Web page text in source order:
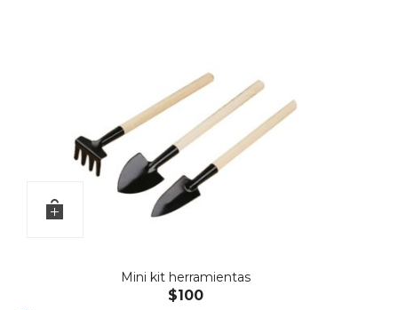
Mini kit herramientas
$100